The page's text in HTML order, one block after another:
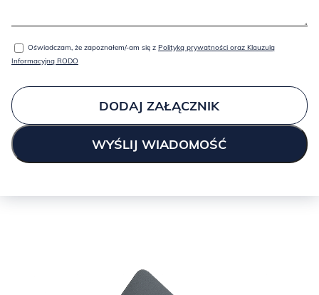
Oświadczam, że zapoznałem/-am się z Polityką prywatności oraz Klauzulą
Informacyjną RODO
DODAJ ZAŁĄCZNIK